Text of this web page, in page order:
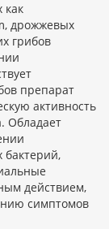
как
дрожжевых
грибов
препарат
активность
Обладает
бактерий,
действием,
симптомов